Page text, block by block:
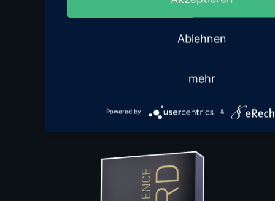
Ablehnen
mehr
Powered by &